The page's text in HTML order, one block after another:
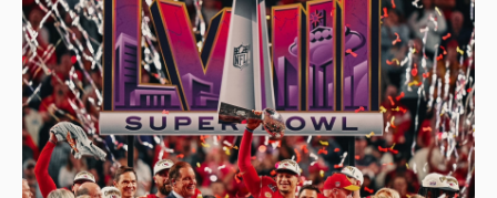
건가요?' 저는 말합니다. 아뇨, 아뇨, 아뇨. HBO가 넷플릭스처럼 되어야 합니다.
우리는 그들이 우리가 하는 모든 것을 정말 잘하게 되기 전에, 오리지널을
잘하면 됩니다"고 말했다. '하우스 오브 카드'로 오리지널 콘텐츠 제작을
시작한 넷플릭스에게 HBO는 넘어야할 큰 산이었다. 하지만 그로부터 10여년
후인 2025년, 넷플릭스는 HBO를 사버렸다. HBO뿐만이 아니다. 해리포터,
UC유니버스, 반지의 제왕 등 초대형 글로벌 프랜차이즈, 카사블랑카, 오즈의
마법사, 바람과함께 사라지다 등 클래식, 매드맥스, 매트릭스, 블레이드러너,
바비 등 블록버스터, 소프라노스, 유포리아, 테드 라소 등 드라마 시리즈 등
슈퍼IP를 제작, 보유한 워너브러더스 디스커버리(WBD)의 TV·영화